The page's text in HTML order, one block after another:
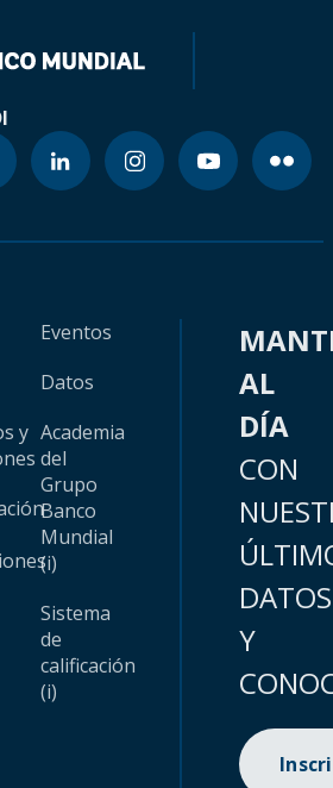
y
Eventos
Datos
Academia
del
Grupo
Banco
Mundial
(i)
Sistema
de
calificación
(i)
AL
DÍA
CON
DATOS
Y